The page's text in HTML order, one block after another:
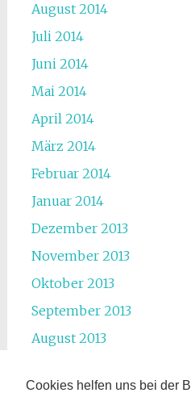
Cookies helfen uns bei der
August 2014
Juli 2014
Juni 2014
Mai 2014
April 2014
März 2014
Februar 2014
Januar 2014
Dezember 2013
November 2013
Oktober 2013
September 2013
August 2013
Juni 2013